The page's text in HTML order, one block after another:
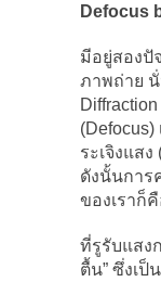
Defocus
มีอยู่สองปั
ภาพถ่าย นั่
ระเจิงแส
ดังนั้นการ
ของเราก็
ที่รูรับแสง
ตื้น” ซึ่งเ